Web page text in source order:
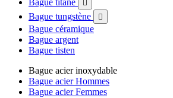
Bague titane 
Bague tungstène 
Bague céramique
Bague argent
Bague tisten
Bague acier inoxydable
Bague acier Hommes
Bague acier Femmes